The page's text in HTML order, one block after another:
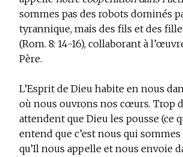
sommes pas des robots dominés
tyrannique, mais des fils et des
(Rom. 8: 14-16), collaborant à
Père.
L’Esprit de Dieu habite en nous
où nous ouvrons nos cœurs. Trop
attendent que Dieu les pousse (ce
entend que c’est nous qui sommes
qu’Il nous appelle et nous envoie